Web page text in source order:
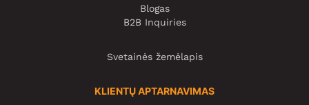
Blogas
B2B Inquiries
Svetainės žemėlapis
KLIENTŲ APTARNAVIMAS